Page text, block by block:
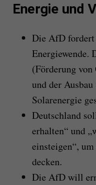
Energie und
Die AfD fordert
Energiewende.
(Förderung
und der
Solarenergie
Deutschland
erhalten“ und
einsteigen“,
decken.
Die AfD will